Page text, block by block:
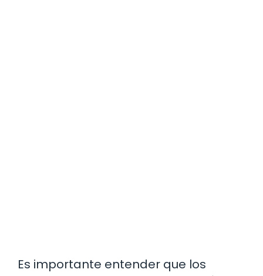
Es importante entender que los